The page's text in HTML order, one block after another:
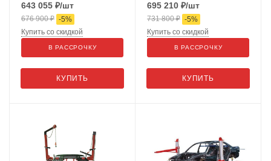
643 055 ₽/шт
676 900₽ -5%
КУПИТЬ
Купить со скидкой
В РАССРОЧКУ
695 210 ₽/шт
731 800₽ -5%
КУПИТЬ
Купить со скидкой
В РАССРОЧКУ